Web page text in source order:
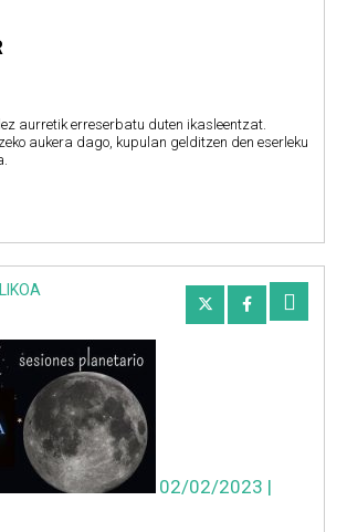
aurretik erreserbatu duten ikasleentzat.
aukera dago, kupulan gelditzen den eserleku
02/02/2023 |